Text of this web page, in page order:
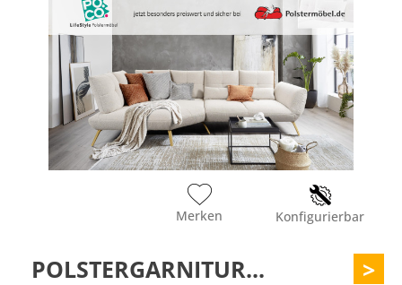
Merken Konfigurierbar
POLSTERGARNITUR... >